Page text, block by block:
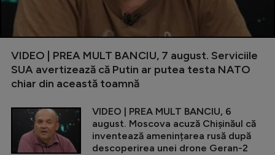
VIDEO | PREA MULT BANCIU, 7 august. Serviciile
SUA avertizează că Putin ar putea testa NATO
chiar din această toamnă
VIDEO | PREA MULT BANCIU, 6
august. Moscova acuză Chișinăul că
inventează amenințarea rusă după
descoperirea unei drone Geran-2